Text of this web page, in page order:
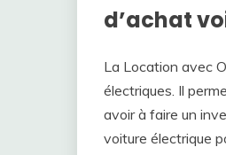
d’achat
La Location avec
électriques. Il
avoir à faire un
voiture électrique